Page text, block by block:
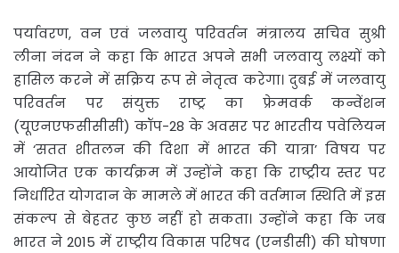
पर्यावरण, वन एवं जलवायु परिवर्तन मंत्रालय सचिव सुश्री
लीना नंदन ने कहा कि भारत अपने सभी जलवायु लक्ष्यों को
हासिल करने में सक्रिय रूप से नेतृत्व करेगा। दुबई में जलवायु
परिवर्तन पर संयुक्त राष्ट्र का फ्रेमवर्क कन्वेंशन
(यूएनएफसीसीसी) कॉप-28 के अवसर पर भारतीय पवेलियन
में ‘सतत शीतलन की दिशा में भारत की यात्रा’ विषय पर
आयोजित एक कार्यक्रम में उन्होंने कहा कि राष्ट्रीय स्तर पर
निर्धारित योगदान के मामले में भारत की वर्तमान स्थिति में इस
संकल्प से बेहतर कुछ नहीं हो सकता। उन्होंने कहा कि जब
भारत ने 2015 में राष्ट्रीय विकास परिषद (एनडीसी) की घोषणा